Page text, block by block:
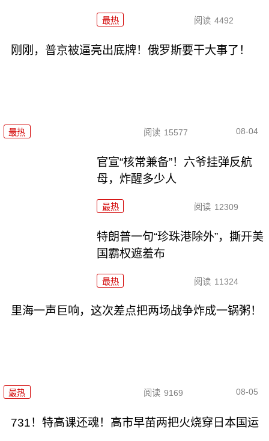
最热 阅读 4492
刚刚，普京被逼亮出底牌！俄罗斯要干大事了！
最热 阅读 15577 08-04
官宣“核常兼备”！六爷挂弹反航
母，炸醒多少人
最热 阅读 12309
特朗普一句“珍珠港除外”，撕开美
国霸权遮羞布
最热 阅读 11324
里海一声巨响，这次差点把两场战争炸成一锅粥！
最热 阅读 9169 08-05
731！特高课还魂！高市早苗两把火烧穿日本国运